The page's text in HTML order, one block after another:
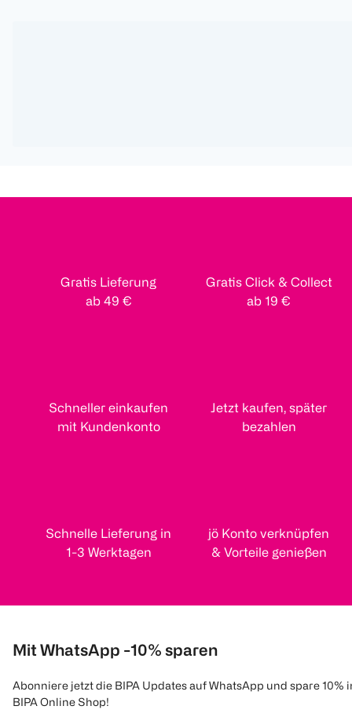
Gratis Lieferung
ab 49 €
Gratis Click & Collect
ab 19 €
Schneller einkaufen
mit Kundenkonto
Jetzt kaufen, später
bezahlen
Schnelle Lieferung in
1-3 Werktagen
jö Konto verknüpfen
& Vorteile genießen
Mit WhatsApp -10% sparen
Abonniere jetzt die BIPA Updates auf WhatsApp und spare 10%
BIPA Online Shop!